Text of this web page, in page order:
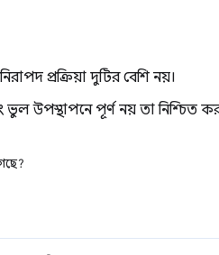
প্রক্রিয়া দুটির বেশি নয়।
ভুল উপস্থাপনে পূর্ণ নয় তা নিশ্চিত